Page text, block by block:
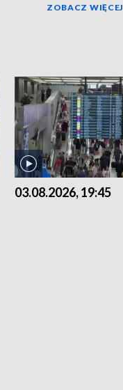
ZOBACZ WIĘCEJ
03.08.2026, 19:45